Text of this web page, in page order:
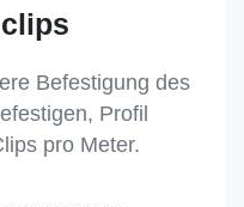
Befestigung des
Profil
pro Meter.